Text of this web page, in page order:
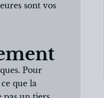
sont vos
Pour
que la